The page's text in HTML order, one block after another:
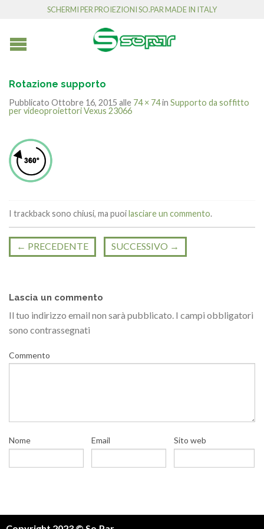
SCHERMI PER PROIEZIONI SO.PAR MADE IN ITALY
Rotazione supporto
Pubblicato Ottobre 16, 2015 alle 74 × 74in Supporto da soffitto
per videoproiettori Vexus 23066
I trackback sono chiusi, ma puoilasciare un commento.
← PRECEDENTE SUCCESSIVO →
Lascia un commento
Il tuo indirizzo email non sarà pubblicato. I campi obbligatori
sono contrassegnati
Commento
Nome Email Sito web